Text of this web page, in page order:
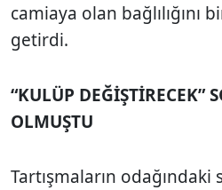
camiaya olan bağlılığını
getirdi.
“KULÜP DEĞİŞTİRECEK”
OLMUŞTU
Tartışmaların